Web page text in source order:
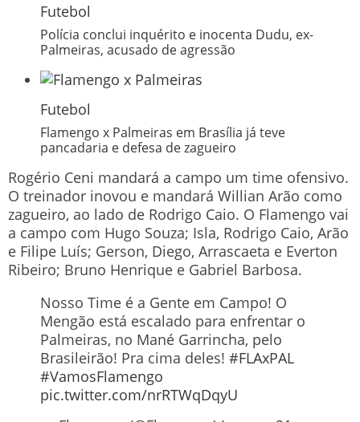
Futebol
Polícia conclui inquérito e inocenta Dudu, ex-
Palmeiras, acusado de agressão
Futebol
Flamengo x Palmeiras em Brasília já teve
pancadaria e defesa de zagueiro
Rogério Ceni mandará a campo um time ofensivo.
O treinador inovou e mandará Willian Arão como
zagueiro, ao lado de Rodrigo Caio. O Flamengo vai
a campo com Hugo Souza; Isla, Rodrigo Caio, Arão
e Filipe Luís; Gerson, Diego, Arrascaeta e Everton
Ribeiro; Bruno Henrique e Gabriel Barbosa.
Nosso Time é a Gente em Campo! O
Mengão está escalado para enfrentar o
Palmeiras, no Mané Garrincha, pelo
Brasileirão! Pra cima deles! #FLAxPAL
#VamosFlamengo
pic.twitter.com/nrRTWqDqyU